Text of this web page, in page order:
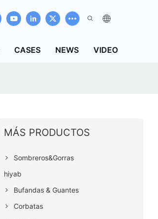
CASES NEWS VIDEO
MÁS PRODUCTOS
Sombreros&Gorras
hiyab
Bufandas & Guantes
Corbatas